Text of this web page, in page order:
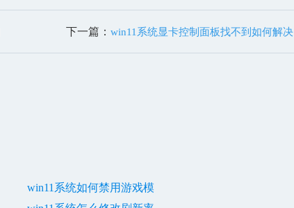
下一篇： win11系统显卡控制面板找不到如何解决
win11系统如何禁用游戏模